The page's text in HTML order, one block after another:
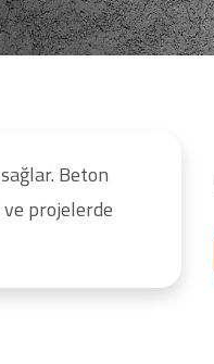
Beton
projelerde